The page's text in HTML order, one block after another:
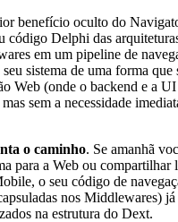
benefício oculto do
código Delphi das
em um pipeline de
sistema de uma forma que
Web (onde o backend e a
sem a necessidade
o caminho. Se amanhã
para a Web ou compartilhar
o seu código de
nos Middlewares) já
na estrutura do Dext.